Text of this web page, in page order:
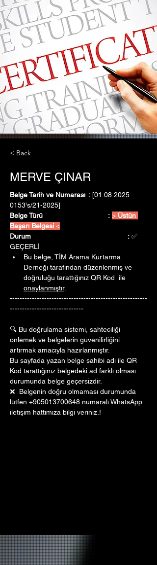
< Back
MERVE ÇINAR
Belge Tarih ve Numarası	: [01.08.2025
0153's/21-2025]
Belge Türü				: > Üstün
Başarı Belgesi <
Durum					: ✅
GEÇERLİ
Bu belge, TİM Arama Kurtarma
Derneği tarafından düzenlenmiş ve
doğruluğu tarattığınız QR Kod  ile
onaylanmıştır.
--------------------------------------------------------
------------------------------
🔍 Bu doğrulama sistemi, sahteciliği
önlemek ve belgelerin güvenilirliğini
artırmak amacıyla hazırlanmıştır.
Bu sayfada yazan belge sahibi adı ile QR
Kod tarattığınız belgedeki ad farklı olması
durumunda belge geçersizdir.
❌  Belgenin doğru olmaması durumunda
lütfen +905013700648 numaralı WhatsApp
iletişim hattımıza bilgi veriniz.!